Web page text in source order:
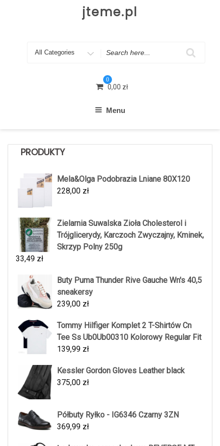
jteme.pl
Search
0
0,00 zł
Menu
PRODUKTY
Mela&Olga Podobrazia Lniane 80X120
228,00 zł
Zielarnia Suwalska Zioła Cholesterol i
Trójglicerydy, Karczoch Zwyczajny, Kminek,
Skrzyp Polny 250g
33,49 zł
Buty Puma Thunder Rive Gauche Wn's 40,5
sneakersy
239,00 zł
Tommy Hilfiger Komplet 2 T-Shirtów Cn
Tee Ss Ub0Ub00310 Kolorowy Regular Fit
139,99 zł
Kessler Gordon Gloves Leather black
375,00 zł
Półbuty Ryłko - IG6346 Czarny 3ZN
369,99 zł